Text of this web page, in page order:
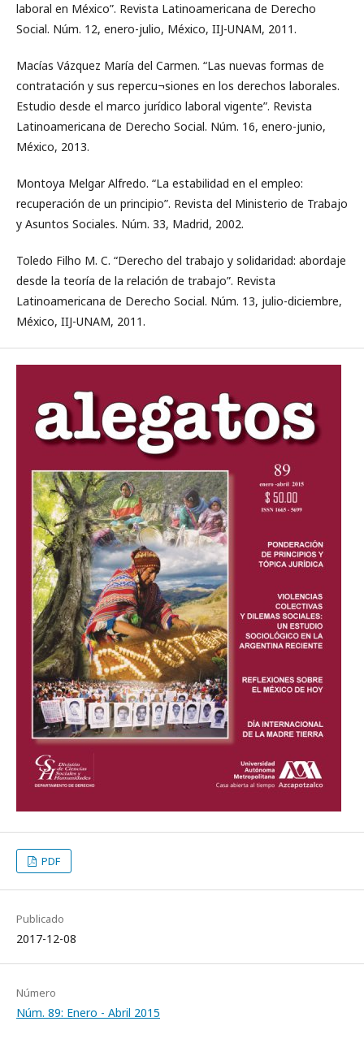
laboral en México”. Revista Latinoamericana de Derecho
Social. Núm. 12, enero-julio, México, IIJ-UNAM, 2011.
Macías Vázquez María del Carmen. “Las nuevas formas de
contratación y sus repercu¬siones en los derechos laborales.
Estudio desde el marco jurídico laboral vigente”. Revista
Latinoamericana de Derecho Social. Núm. 16, enero-junio,
México, 2013.
Montoya Melgar Alfredo. “La estabilidad en el empleo:
recuperación de un principio”. Revista del Ministerio de Trabajo
y Asuntos Sociales. Núm. 33, Madrid, 2002.
Toledo Filho M. C. “Derecho del trabajo y solidaridad: abordaje
desde la teoría de la relación de trabajo”. Revista
Latinoamericana de Derecho Social. Núm. 13, julio-diciembre,
México, IIJ-UNAM, 2011.
PDF
Publicado
2017-12-08
Número
Núm. 89: Enero - Abril 2015